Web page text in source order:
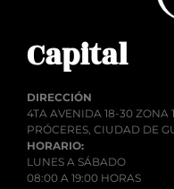
Capital
DIRECCIÓN
4TA AVENIDA 18-30 ZONA
PRÓCERES, CIUDAD DE
HORARIO:
LUNES A SÁBADO
08:00 A 19:00 HORAS